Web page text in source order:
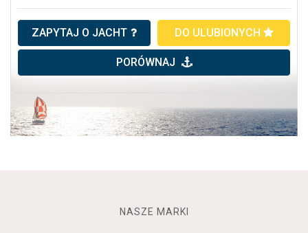
ZAPYTAJ O JACHT DO ULUBIONYCH
PORÓWNAJ
NASZE MARKI